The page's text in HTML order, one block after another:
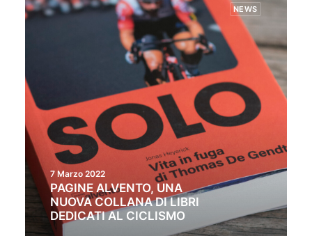
NEWS
7 Marzo 2022
PAGINE ALVENTO, UNA
NUOVA COLLANA DI LIBRI
DEDICATI AL CICLISMO